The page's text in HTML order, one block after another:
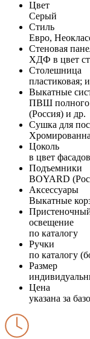
Цвет
Серый
Стиль
Евро,
Стеновая
ХДФ в цвет
Столешница
пластиковая;
Выкатные
ПВШ полного
(Россия) и др.
Сушка для
Цоколь
в цвет
Подъемники
BOYARD
Аксессуары
Выкатные
освещение
по каталогу
Ручки
по каталогу
Размер
Цена
указана за